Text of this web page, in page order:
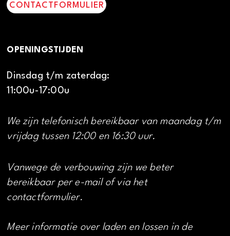
CONTACTFORMULIER
OPENINGSTIJDEN
Dinsdag t/m zaterdag:
11:00u-17:00u
We zijn telefonisch bereikbaar van maandag t/m
vrijdag tussen 12:00 en 16:30 uur.
Vanwege de verbouwing zijn we beter
bereikbaar per e-mail of via het
contactformulier.
Meer informatie over laden en lossen in de